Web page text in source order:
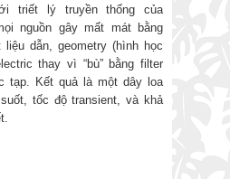
triết lý truyền thống của
nguồn gây mất mát bằng
dẫn, geometry (hình học
thay vì “bù” bằng filter
tạp. Kết quả là một dây loa
tốc độ transient, và khả